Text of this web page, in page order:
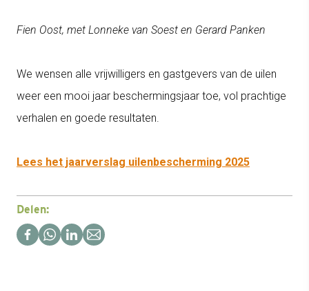
Fien Oost, met Lonneke van Soest en Gerard Panken
We wensen alle vrijwilligers en gastgevers van de uilen
weer een mooi jaar beschermingsjaar toe, vol prachtige
verhalen en goede resultaten.
Lees het jaarverslag uilenbescherming 2025
Delen: